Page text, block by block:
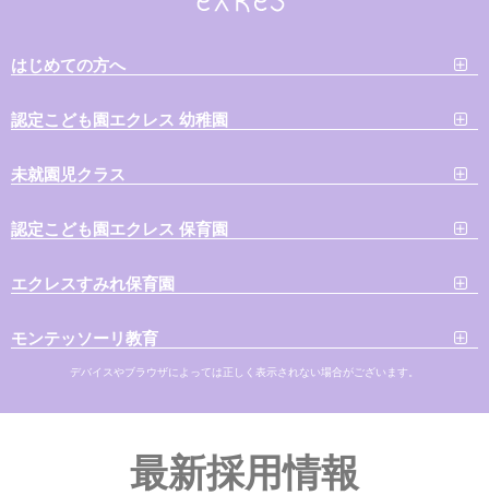
はじめての方へ
認定こども園エクレス 幼稚園
未就園児クラス
認定こども園エクレス 保育園
エクレスすみれ保育園
モンテッソーリ教育
デバイスやブラウザによっては正しく表示されない場合がございます。
最新採用情報